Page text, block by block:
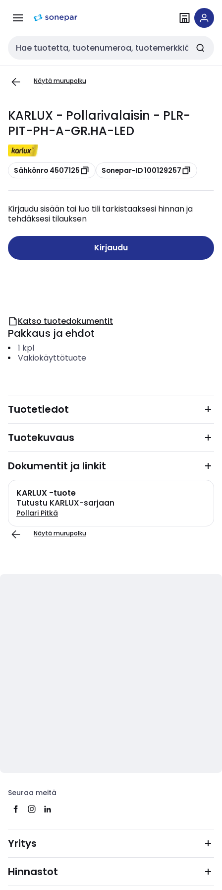
navigointiinsisältöön
Haku
Näytä murupolku
KARLUX - Pollarivalaisin - PLR-
PIT-PH-A-GR.HA-LED
Kopioi
Sähkönro 4507125 Kopioi
Sonepar-ID 100129257
Kirjaudu sisään tai luo tili tarkistaaksesi hinnan ja
tehdäksesi tilauksen
Kirjaudu
Katso tuotedokumentit
Pakkaus ja ehdot
1 kpl
Vakiokäyttötuote
Tuotetiedot
Tuotekuvaus
Dokumentit ja linkit
KARLUX -tuote
Tutustu KARLUX-sarjaan
Pollari Pitkä
Näytä murupolku
Seuraa meitä
Yritys
Hinnastot